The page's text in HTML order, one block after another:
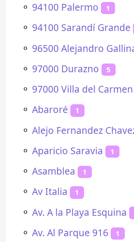
⚬ 94100 Palermo 1
⚬ 94100 Sarandí Grande
⚬ 96500 Alejandro
⚬ 97000 Durazno 5
⚬ 97000 Villa del Carmen
⚬ Abaroré 1
⚬ Alejo Fernandez
⚬ Aparicio Saravia 1
⚬ Asamblea 1
⚬ Av Italia 1
⚬ Av. A la Playa Esquina
⚬ Av. Al Parque 916 1